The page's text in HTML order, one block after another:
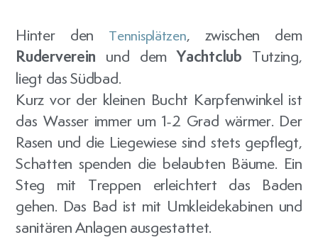
Hinter den Tennisplätzen, zwischen dem
Ruderverein und demYachtclub Tutzing,
liegt das Südbad.
Kurz vor der kleinen Bucht Karpfenwinkel ist
das Wasser immer um 1-2 Grad wärmer. Der
Rasen und die Liegewiese sind stets gepflegt,
Schatten spenden die belaubten Bäume. Ein
Steg mit Treppen erleichtert das Baden
gehen. Das Bad ist mit Umkleidekabinen und
sanitären Anlagen ausgestattet.